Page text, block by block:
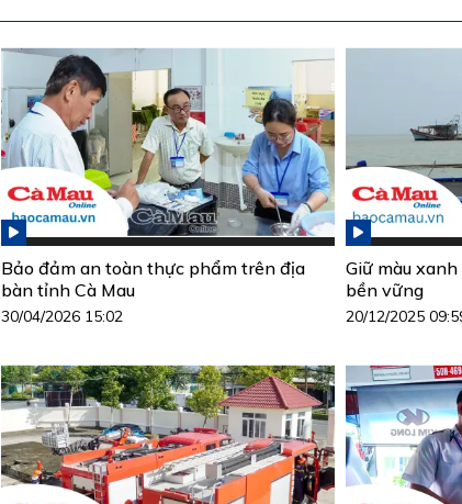
Bảo đảm an toàn thực phẩm trên địa
bàn tỉnh Cà Mau
30/04/2026 15:02
Giữ màu
bền vững
20/12/2025